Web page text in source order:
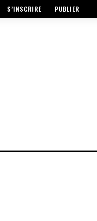
S’INSCRIRE PUBLIER